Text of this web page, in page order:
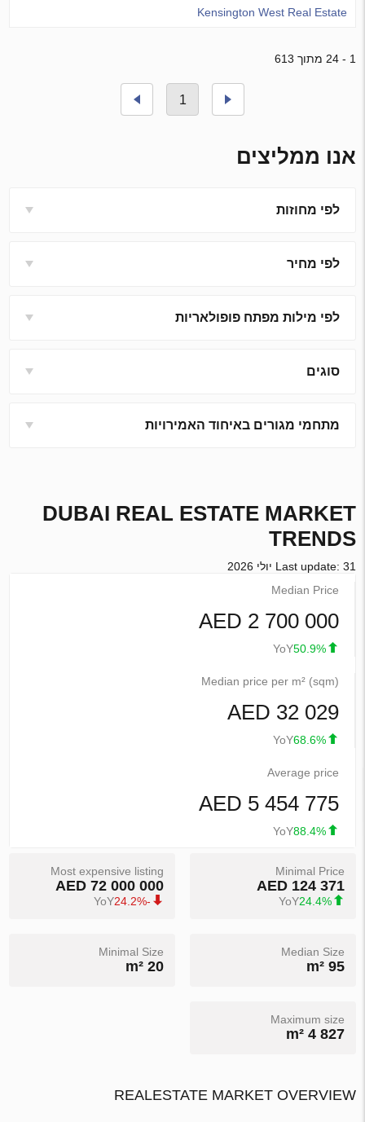
Kensington West Real Estate
1 - 24 מתוך 613
1
אנו ממליצים
לפי מחוזות
לפי מחיר
לפי מילות מפתח פופולאריות
סוגים
מתחמי מגורים באיחוד האמירויות
DUBAI REAL ESTATE MARKET
TRENDS
Last update: 31 יולי 2026
Median Price
2 700 000 AED
50.9%
YoY
Median price per m² (sqm)
32 029 AED
68.6%
YoY
Average price
5 454 775 AED
88.4%
YoY
Minimal Price
124 371 AED
24.4%
YoY
Most expensive listing
72 000 000 AED
-24.2%
YoY
Median Size
95 m²
Minimal Size
20 m²
Maximum size
4 827 m²
REALESTATE MARKET OVERVIEW